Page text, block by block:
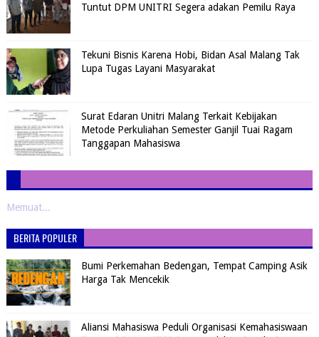
Tuntut DPM UNITRI Segera adakan Pemilu Raya
Tekuni Bisnis Karena Hobi, Bidan Asal Malang Tak
Lupa Tugas Layani Masyarakat
Surat Edaran Unitri Malang Terkait Kebijakan
Metode Perkuliahan Semester Ganjil Tuai Ragam
Tanggapan Mahasiswa
Memuat...
BERITA POPULER
Bumi Perkemahan Bedengan, Tempat Camping Asik
Harga Tak Mencekik
Aliansi Mahasiswa Peduli Organisasi Kemahasiswaan